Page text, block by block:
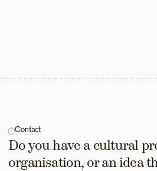
Contact
Do you have a cultural
organisation, or an idea